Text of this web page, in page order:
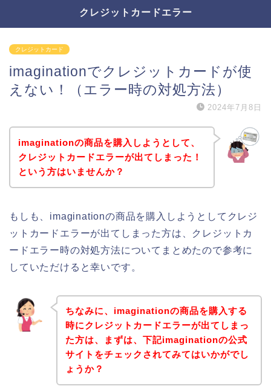
クレジットカードエラー
クレジットカード
imaginationでクレジットカードが使
えない！（エラー時の対処方法）
2024年7月8日
imaginationの商品を購入しようとして、
クレジットカードエラーが出てしまった！
という方はいませんか？
もしも、imaginationの商品を購入しようとしてクレジ
ットカードエラーが出てしまった方は、クレジットカ
ードエラー時の対処方法についてまとめたので参考に
していただけると幸いです。
ちなみに、imaginationの商品を購入する
時にクレジットカードエラーが出てしまっ
た方は、まずは、下記imaginationの公式
サイトをチェックされてみてはいかがでし
ょうか？